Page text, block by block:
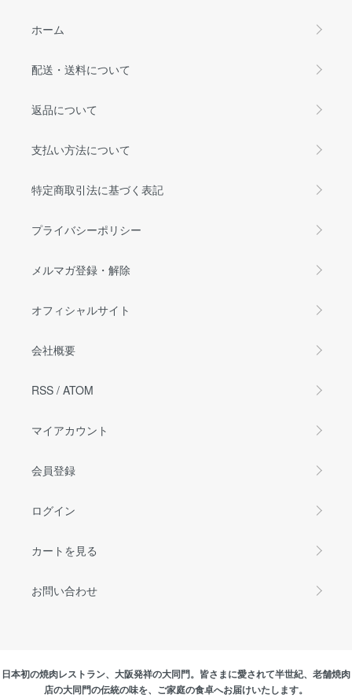
ホーム
配送・送料について
返品について
支払い方法について
特定商取引法に基づく表記
プライバシーポリシー
メルマガ登録・解除
オフィシャルサイト
会社概要
RSS / ATOM
マイアカウント
会員登録
ログイン
カートを見る
お問い合わせ
日本初の焼肉レストラン、大阪発祥の大同門。皆さまに愛されて半世紀、老舗焼肉
店の大同門の伝統の味を、ご家庭の食卓へお届けいたします。